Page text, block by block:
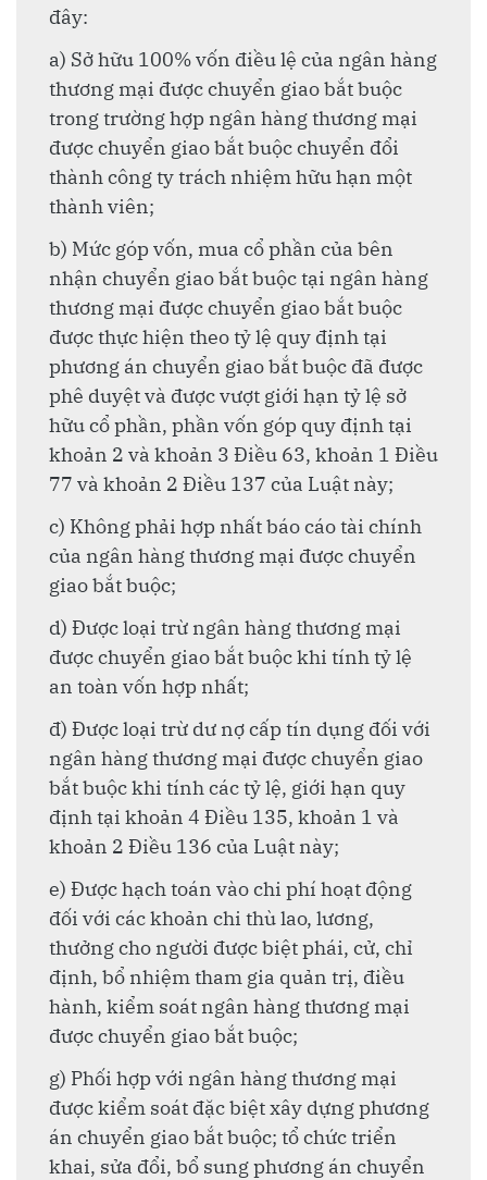
đây:
a) Sở hữu 100% vốn điều lệ của ngân hàng
thương mại được chuyển giao bắt buộc
trong trường hợp ngân hàng thương mại
được chuyển giao bắt buộc chuyển đổi
thành công ty trách nhiệm hữu hạn một
thành viên;
b) Mức góp vốn, mua cổ phần của bên
nhận chuyển giao bắt buộc tại ngân hàng
thương mại được chuyển giao bắt buộc
được thực hiện theo tỷ lệ quy định tại
phương án chuyển giao bắt buộc đã được
phê duyệt và được vượt giới hạn tỷ lệ sở
hữu cổ phần, phần vốn góp quy định tại
khoản 2 và khoản 3 Điều 63, khoản 1 Điều
77 và khoản 2 Điều 137 của Luật này;
c) Không phải hợp nhất báo cáo tài chính
của ngân hàng thương mại được chuyển
giao bắt buộc;
d) Được loại trừ ngân hàng thương mại
được chuyển giao bắt buộc khi tính tỷ lệ
an toàn vốn hợp nhất;
đ) Được loại trừ dư nợ cấp tín dụng đối với
ngân hàng thương mại được chuyển giao
bắt buộc khi tính các tỷ lệ, giới hạn quy
định tại khoản 4 Điều 135, khoản 1 và
khoản 2 Điều 136 của Luật này;
e) Được hạch toán vào chi phí hoạt động
đối với các khoản chi thù lao, lương,
thưởng cho người được biệt phái, cử, chỉ
định, bổ nhiệm tham gia quản trị, điều
hành, kiểm soát ngân hàng thương mại
được chuyển giao bắt buộc;
g) Phối hợp với ngân hàng thương mại
được kiểm soát đặc biệt xây dựng phương
án chuyển giao bắt buộc; tổ chức triển
khai, sửa đổi, bổ sung phương án chuyển